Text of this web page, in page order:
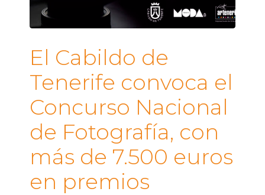
El Cabildo de
Tenerife convoca el
Concurso Nacional
de Fotografía, con
más de 7.500 euros
en premios